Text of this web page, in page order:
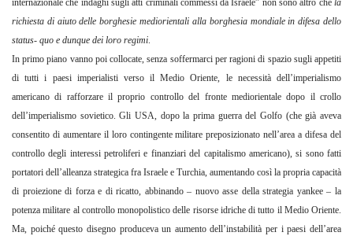
internazionale che indaghi sugli atti criminali commessi da Israele” non sono altro che la
richiesta di aiuto delle borghesie mediorientali alla borghesia mondiale in difesa dello
status- quo e dunque dei loro regimi.
In primo piano vanno poi collocate, senza soffermarci per ragioni di spazio sugli appetiti
di tutti i paesi imperialisti verso il Medio Oriente, le necessità dell’imperialismo
americano di rafforzare il proprio controllo del fronte mediorientale dopo il crollo
dell’imperialismo sovietico. Gli USA, dopo la prima guerra del Golfo (che già aveva
consentito di aumentare il loro contingente militare preposizionato nell’area a difesa del
controllo degli interessi petroliferi e finanziari del capitalismo americano), si sono fatti
portatori dell’alleanza strategica fra Israele e Turchia, aumentando così la propria capacità
di proiezione di forza e di ricatto, abbinando – nuovo asse della strategia yankee – la
potenza militare al controllo monopolistico delle risorse idriche di tutto il Medio Oriente.
Ma, poiché questo disegno produceva un aumento dell’instabilità per i paesi dell’area